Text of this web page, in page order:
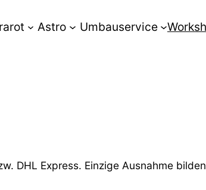
Astro Umbauservice
DHL Express. Einzige Ausnahme